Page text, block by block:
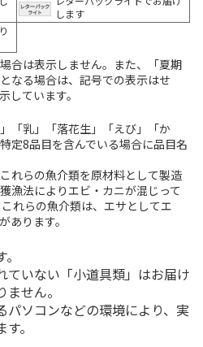
します
合は表示しません。また、「夏期
なる場合は、記号での表示はせ
しています。
「乳」「落花生」「えび」「か
定8品目を含んでいる場合に品目名
れらの魚介類を原材料として製造
漁法によりエビ・カニが混じって
れらの魚介類は、エサとしてエ
あります。
ていない「小道具類」はお届け
せん。
パソコンなどの環境により、実
。